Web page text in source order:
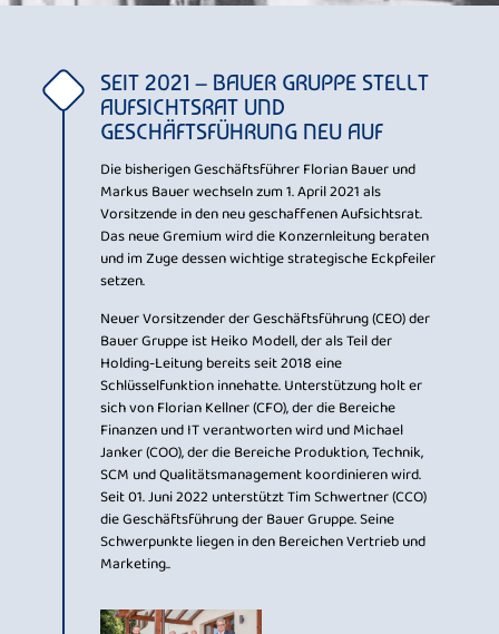
SEIT 2021 – BAUER GRUPPE STELLT
AUFSICHTSRAT UND
GESCHÄFTSFÜHRUNG NEU AUF
Die bisherigen Geschäftsführer Florian Bauer und
Markus Bauer wechseln zum 1. April 2021 als
Vorsitzende in den neu geschaffenen Aufsichtsrat.
Das neue Gremium wird die Konzernleitung beraten
und im Zuge dessen wichtige strategische Eckpfeiler
setzen.
Neuer Vorsitzender der Geschäftsführung (CEO) der
Bauer Gruppe ist Heiko Modell, der als Teil der
Holding-Leitung bereits seit 2018 eine
Schlüsselfunktion innehatte. Unterstützung holt er
sich von Florian Kellner (CFO), der die Bereiche
Finanzen und IT verantworten wird und Michael
Janker (COO), der die Bereiche Produktion, Technik,
SCM und Qualitätsmanagement koordinieren wird.
Seit 01. Juni 2022 unterstützt Tim Schwertner (CCO)
die Geschäftsführung der Bauer Gruppe. Seine
Schwerpunkte liegen in den Bereichen Vertrieb und
Marketing..